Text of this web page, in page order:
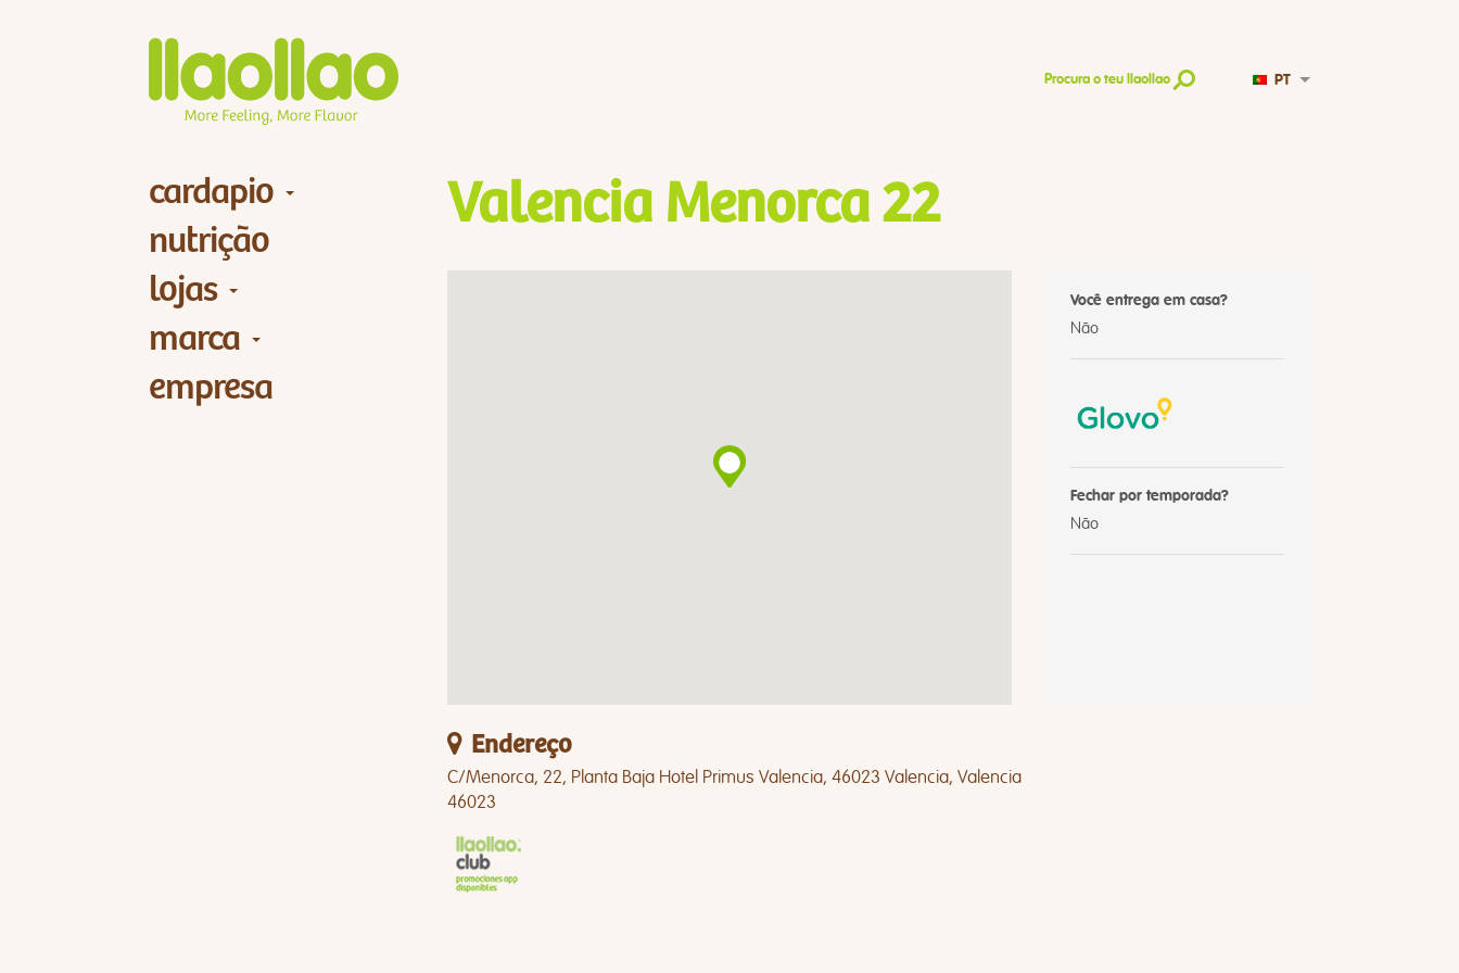
Procura o teu llaollao PT
cardapio
nutrição
lojas
marca
empresa
Valencia Menorca 22
Você entrega em casa?
Não
Fechar por temporada?
Não
Endereço
C/Menorca, 22, Planta Baja Hotel Primus Valencia, 46023 Valencia, Valencia
46023